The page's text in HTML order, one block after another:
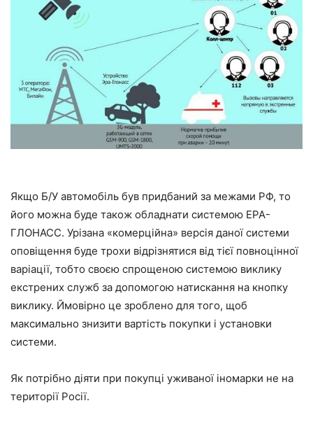
Якщо Б/У автомобіль був придбаний за межами РФ, то
його можна буде також обладнати системою ЕРА-
ГЛОНАСС. Урізана «комерційна» версія даної системи
оповіщення буде трохи відрізнятися від тієї повноцінної
варіації, тобто своєю спрощеною системою виклику
екстрених служб за допомогою натискання на кнопку
виклику. Ймовірно це зроблено для того, щоб
максимально знизити вартість покупки і установки
системи.
Як потрібно діяти при покупці уживаної іномарки не на
території Росії.